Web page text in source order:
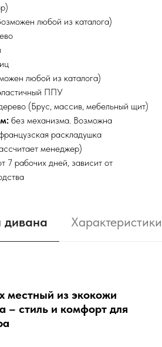
любой из каталога)
любой из каталога)
ППУ
(Брус, массив, мебельный щит)
без механизма. Возможна
раскладушка
менеджер)
7 рабочих дней, зависит от
дивана Характеристики
местный из экокожи
– стиль и комфорт для